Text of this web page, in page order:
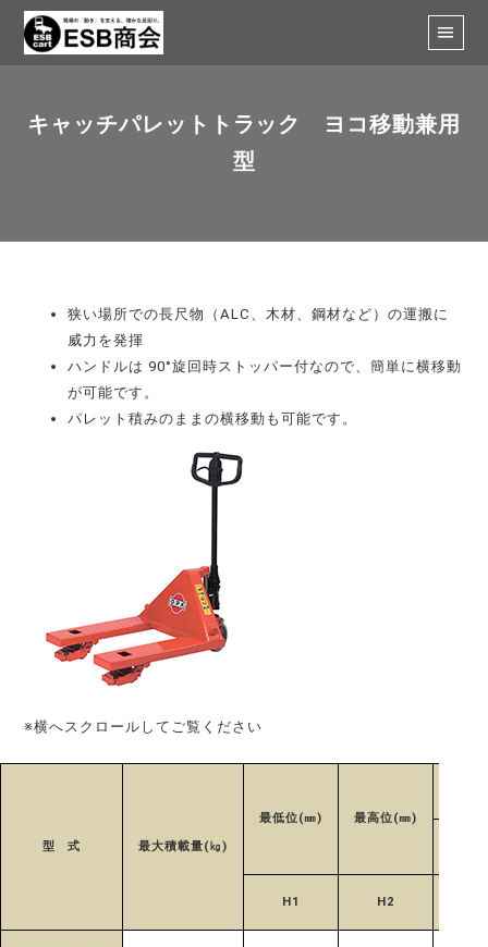
キャッチパレットトラック ヨコ移動兼用
型
狭い場所での長尺物（ALC、木材、鋼材など）の運搬に
威力を発揮
ハンドルは 90°旋回時ストッパー付なので、簡単に横移動
が可能です。
パレット積みのままの横移動も可能です。
※横へスクロールしてご覧ください
型 式 最大積載量(㎏)
最低位(㎜)
最高位(㎜)
H1 H2